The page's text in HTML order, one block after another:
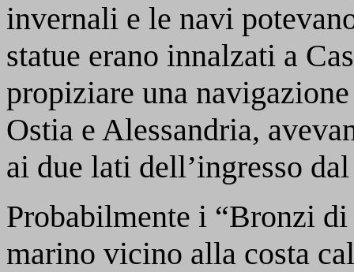
invernali e le navi
statue erano innalzati a
propiziare una
Ostia e Alessandria,
ai due lati dell’ingresso
Probabilmente i “Bronzi
marino vicino alla costa